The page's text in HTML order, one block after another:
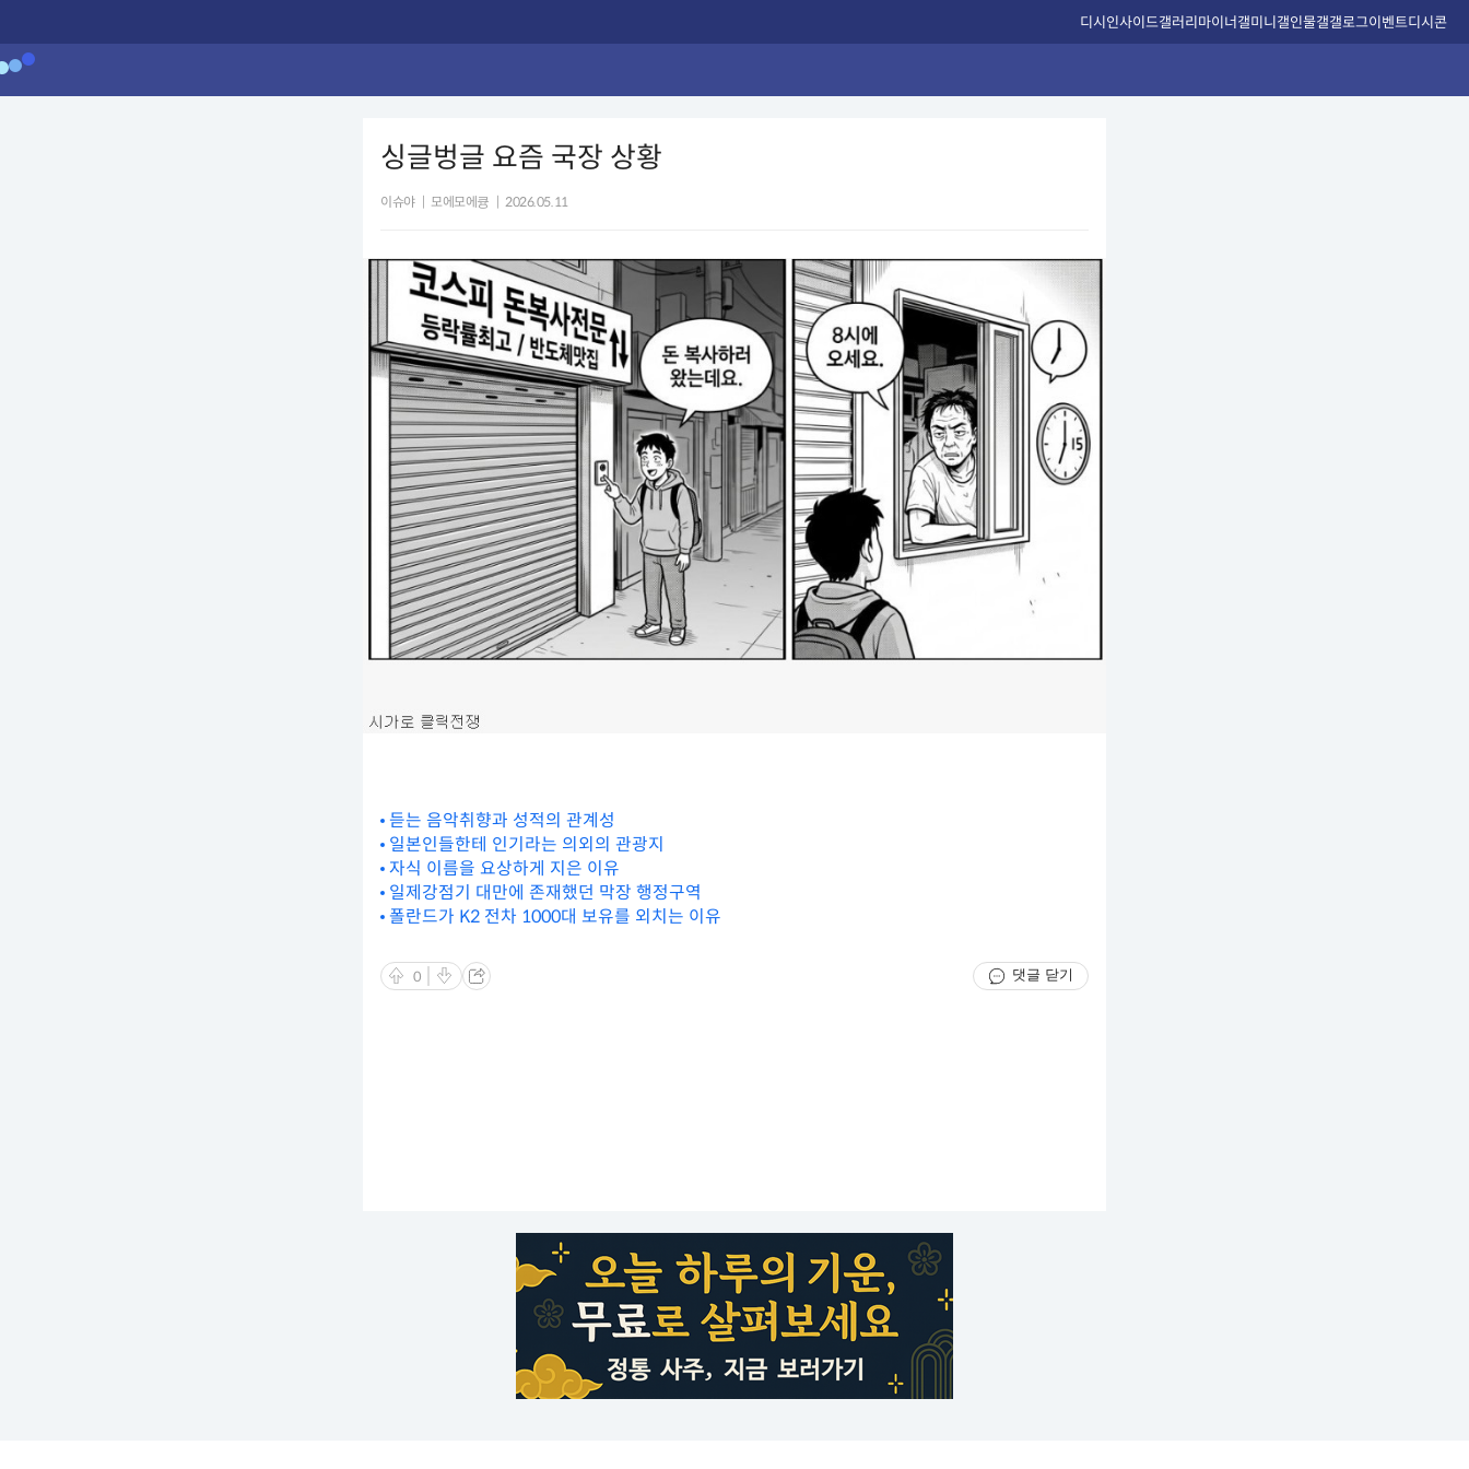
디시인사이드갤러리마이너갤미니갤인물갤갤로그이벤트디시콘
싱글벙글 요즘 국장 상황
이슈야 모에모에큥 2026.05.11
듣는 음악취향과 성적의 관계성
일본인들한테 인기라는 의외의 관광지
자식 이름을 요상하게 지은 이유
일제강점기 대만에 존재했던 막장 행정구역
폴란드가 K2 전차 1000대 보유를 외치는 이유
0 댓글 닫기